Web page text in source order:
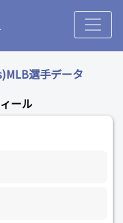
選手データ
ール